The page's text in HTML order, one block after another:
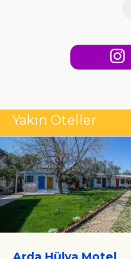
Yakın Oteller